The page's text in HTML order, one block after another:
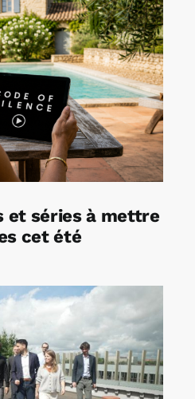
et séries à mettre
cet été